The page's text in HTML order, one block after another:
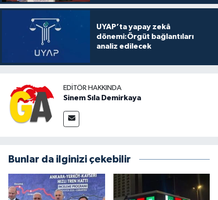
UYAP’ta yapay zekâ
dönemi:Örgüt bağlantıları
analiz edilecek
EDITÖR HAKKINDA
Sinem Sıla Demirkaya
Bunlar da ilginizi çekebilir